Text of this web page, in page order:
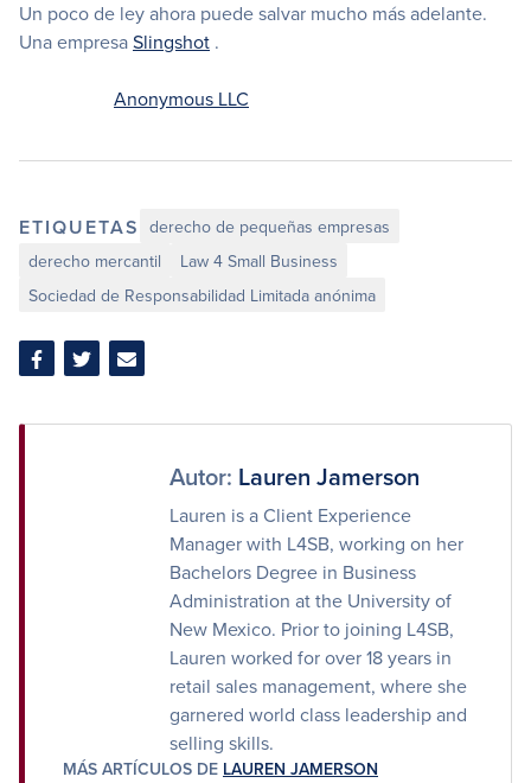
Un poco de ley ahora puede salvar mucho más adelante.
Una empresaSlingshot .
Anonymous LLC
ETIQUETAS derecho de pequeñas empresas
derecho mercantil
Law 4 Small Business
Sociedad de Responsabilidad Limitada anónima
Compartir
Facebook
Compartir
Twitter
Compartir
correo
Autor: Lauren Jamerson
Lauren is a Client Experience
Manager with L4SB, working on her
Bachelors Degree in Business
Administration at the University of
New Mexico. Prior to joining L4SB,
Lauren worked for over 18 years in
retail sales management, where she
garnered world class leadership and
selling skills.
MÁS ARTÍCULOS DE LAUREN JAMERSON